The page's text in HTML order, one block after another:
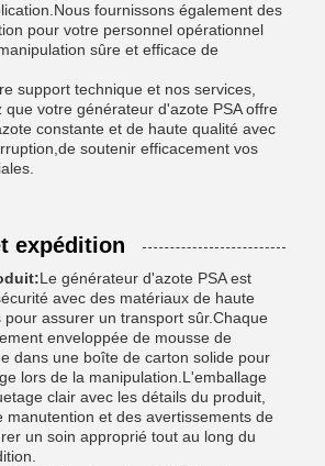
fournissons également des
pour votre personnel opérationnel
sûre et efficace de
support technique et nos services,
que votre générateur d'azote PSA offre
constante et de haute qualité avec
soutenir efficacement vos
expédition
Le générateur d'azote PSA est
avec des matériaux de haute
assurer un transport sûr.Chaque
enveloppée de mousse de
dans une boîte de carton solide pour
lors de la manipulation.L'emballage
clair avec les détails du produit,
manutention et des avertissements de
un soin approprié tout au long du